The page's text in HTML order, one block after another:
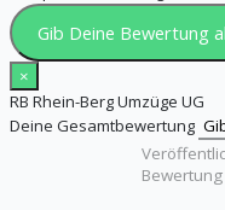
Gib Deine Bewertung
×
RB Rhein-Berg Umzüge UG
Deine Gesamtbewertung